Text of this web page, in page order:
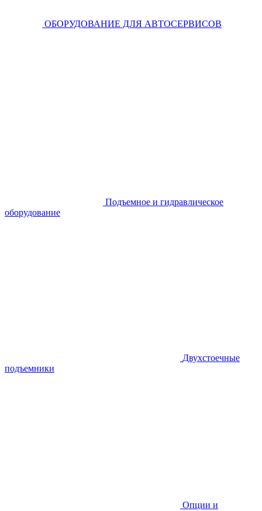
ОБОРУДОВАНИЕ ДЛЯ АВТОСЕРВИСОВ
Подъемное и гидравлическое
оборудование
Двухстоечные
подъемники
Опции и